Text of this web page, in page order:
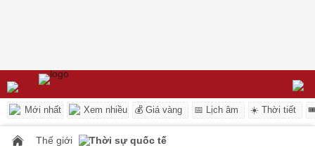
Mới nhất Xem nhiều 💰 Giá vàng 📅 Lịch âm ☀️ Thời tiết
Thế giới Thời sự quốc tế